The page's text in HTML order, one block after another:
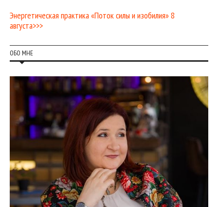
Энергетическая практика «Поток силы и изобилия» 8
августа>>>
ОБО МНЕ